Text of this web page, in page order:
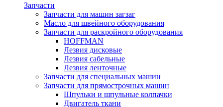
Запчасти
Запчасти для машин загзаг
Масло для швейного оборудования
Запчасти для раскройного оборудования
HOFFMAN
Лезвия дисковые
Лезвия сабельные
Лезвия ленточные
Запчасти для специальных машин
Запчасти для прямострочных машин
Шпульки и шпульные колпачки
Двигатель ткани